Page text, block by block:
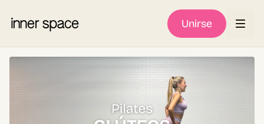
Unirse